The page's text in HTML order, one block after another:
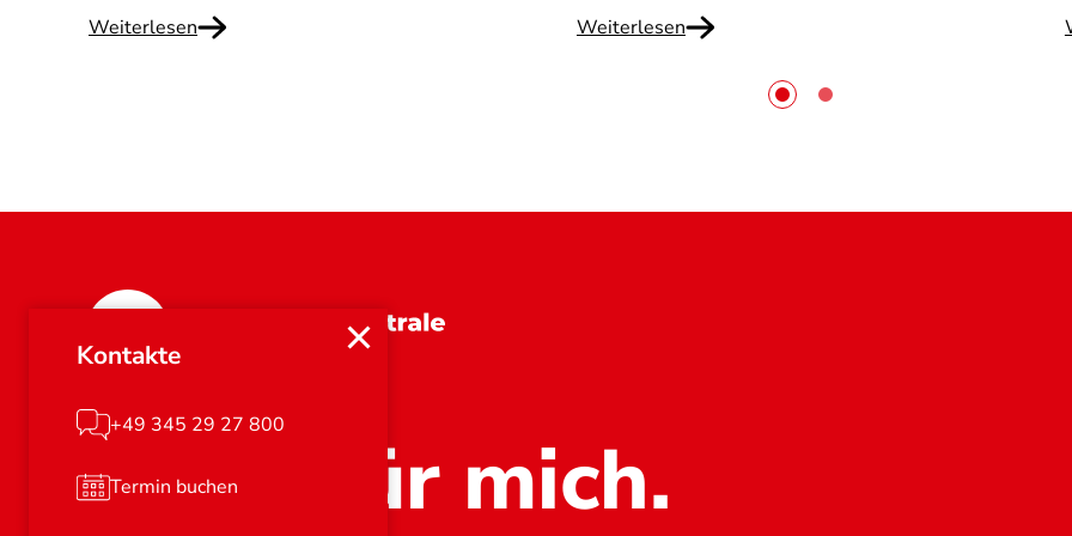
Kontakte
+49 345 29 27 800
Termin buchen
Weiterlesen Weiterlesen
Stark für mich.